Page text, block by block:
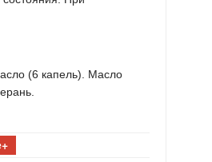
(6 капель). Масло